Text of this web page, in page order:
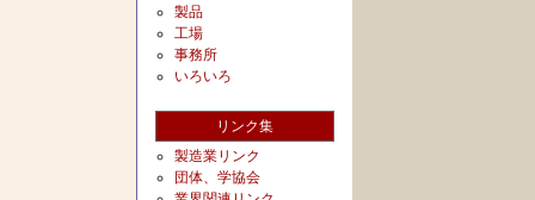
製品
工場
事務所
いろいろ
リンク集
製造業リンク
団体、学協会